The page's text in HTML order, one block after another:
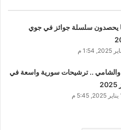
يحصدون سلسلة جوائز في جوي
والشامي .. ترشيحات سورية واسعة في